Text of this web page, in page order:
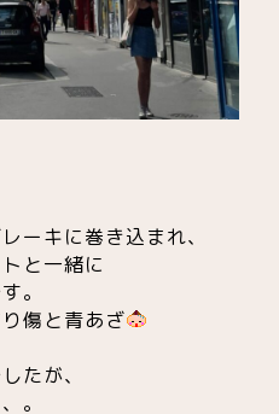
ーキに巻き込まれ、
と一緒に
。
傷と青あざ
たが、
。